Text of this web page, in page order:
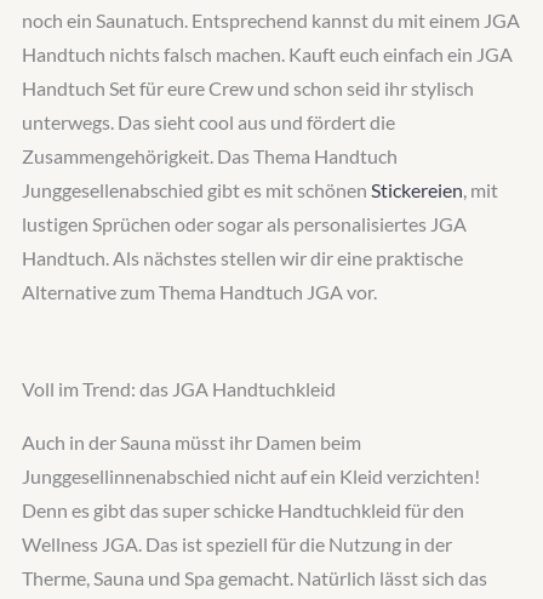
noch ein Saunatuch. Entsprechend kannst du mit einem JGA
Handtuch nichts falsch machen. Kauft euch einfach ein JGA
Handtuch Set für eure Crew und schon seid ihr stylisch
unterwegs. Das sieht cool aus und fördert die
Zusammengehörigkeit. Das Thema Handtuch
Junggesellenabschied gibt es mit schönenStickereien, mit
lustigen Sprüchen oder sogar als personalisiertes JGA
Handtuch. Als nächstes stellen wir dir eine praktische
Alternative zum Thema Handtuch JGA vor.
Voll im Trend: das JGA Handtuchkleid
Auch in der Sauna müsst ihr Damen beim
Junggesellinnenabschied nicht auf ein Kleid verzichten!
Denn es gibt das super schicke Handtuchkleid für den
Wellness JGA. Das ist speziell für die Nutzung in der
Therme, Sauna und Spa gemacht. Natürlich lässt sich das